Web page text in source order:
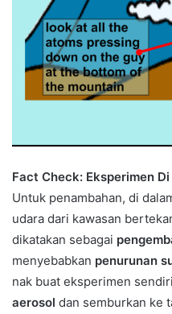
Fact Check: Eksperimen Di
Untuk penambahan, di
udara dari kawasan
dikatakan sebagai
menyebabkan penurunan
nak buat eksperimen
aerosol dan semburkan ke